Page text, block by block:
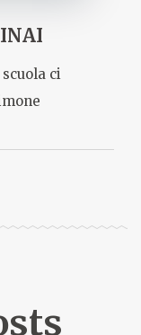
scuola ci